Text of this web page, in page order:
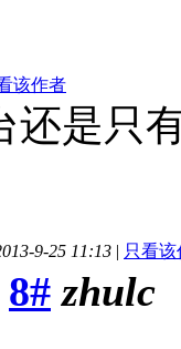
该作者
还是只
9-25 11:13 | 只看该
8# zhulc